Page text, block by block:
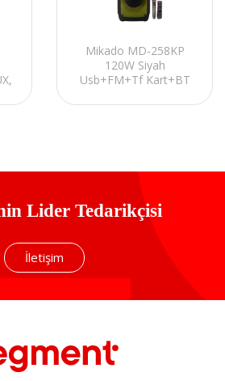
Mikado MD-258KP
120W Siyah
Usb+FM+Tf Kart+BT
Mikrofonlu
Lider Tedarikçisi
İletişim